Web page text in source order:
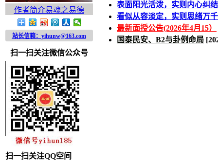
作者简介易魂之易德
站长信箱：yihunw@163.com
扫一扫关注微信公众号
扫一扫关注QQ空间
表面阳光活泼，实则内心纠结
看似从容淡定，实则思绪万千
最新面授公告(2026年4月15）
国泰民安、B2与卦例命局